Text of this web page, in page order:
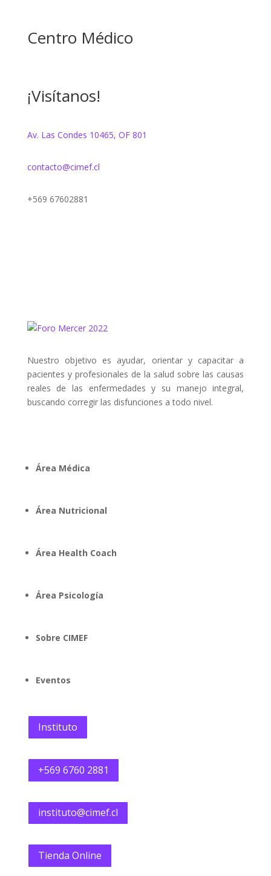
Centro Médico
¡Visítanos!
Av. Las Condes 10465, OF 801
contacto@cimef.cl
+569 67602881
Nuestro objetivo es ayudar, orientar y capacitar a
pacientes y profesionales de la salud sobre las causas
reales de las enfermedades y su manejo integral,
buscando corregir las disfunciones a todo nivel.
Área Médica
Área Nutricional
Área Health Coach
Área Psicología
Sobre CIMEF
Eventos
Instituto
+569 6760 2881
instituto@cimef.cl
Tienda Online